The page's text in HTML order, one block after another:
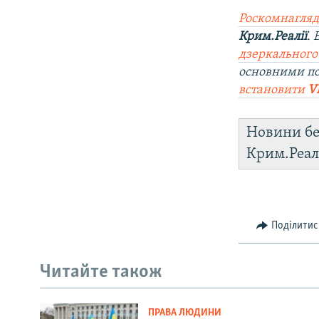
Крим.Реалії.
основними
встановити
Новини
Читайте також
ПРАВА ЛЮДИНИ